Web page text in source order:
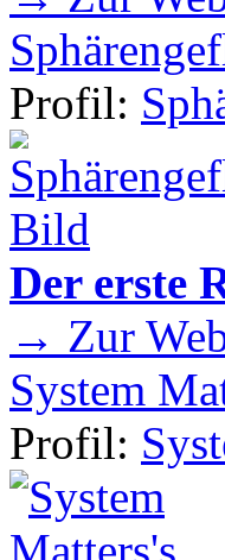
Profil:
Der erste
→ Zur
System
Profil: